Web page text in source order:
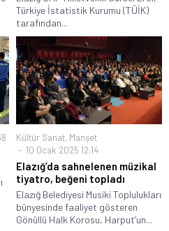
Türkiye İstatistik Kurumu (TÜİK)
tarafından...
Kültür Sanat, Manşet
10 Ocak 2025 12:14
Elazığ’da sahnelenen müzikal
tiyatro, beğeni topladı
Elazığ Belediyesi Musiki Toplulukları
bünyesinde faaliyet gösteren
Gönüllü Halk Korosu, Harput’un...